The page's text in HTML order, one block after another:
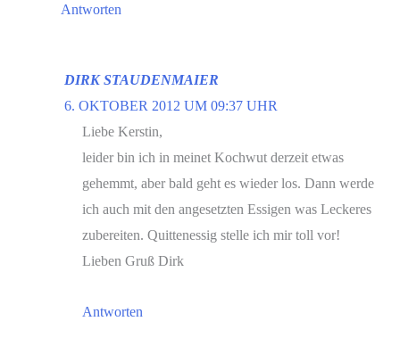
Antworten
DIRK STAUDENMAIER
6. OKTOBER 2012 UM 09:37 UHR
Liebe Kerstin,
leider bin ich in meinet Kochwut derzeit etwas
gehemmt, aber bald geht es wieder los. Dann werde
ich auch mit den angesetzten Essigen was Leckeres
zubereiten. Quittenessig stelle ich mir toll vor!
Lieben Gruß Dirk
Antworten